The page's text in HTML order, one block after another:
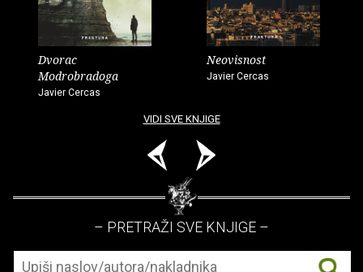
Dvorac
Modrobradoga
Javier Cercas
Neovisnost
Javier Cercas
VIDI SVE KNJIGE
– PRETRAŽI SVE KNJIGE –